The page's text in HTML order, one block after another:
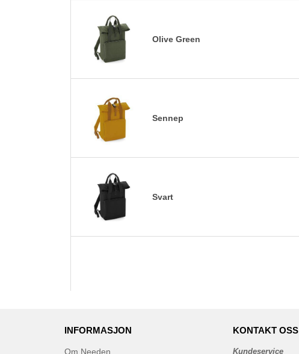
Olive Green
Sennep
Svart
INFORMASJON
Om Needen
KONTAKT OSS
Kundeservice